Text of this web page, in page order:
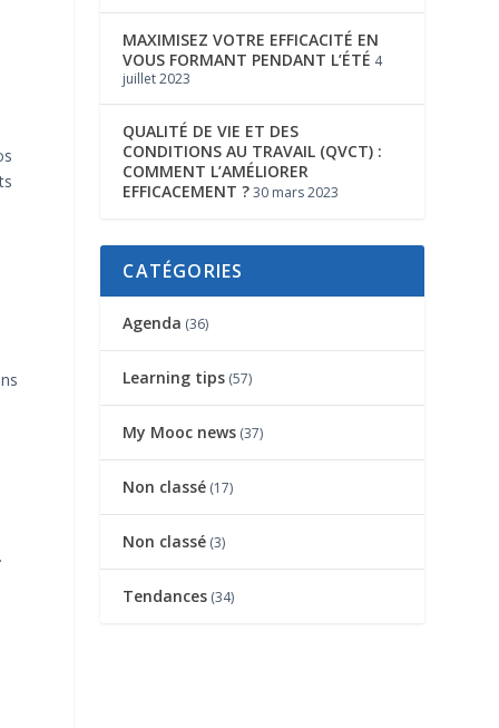
MAXIMISEZ VOTRE EFFICACITÉ EN
VOUS FORMANT PENDANT L’ÉTÉ 4
juillet 2023
QUALITÉ DE VIE ET DES
CONDITIONS AU TRAVAIL (QVCT) :
COMMENT L’AMÉLIORER
EFFICACEMENT ?30 mars 2023
CATÉGORIES
Agenda (36)
Learning tips (57)
My Mooc news (37)
Non classé (17)
Non classé (3)
Tendances (34)